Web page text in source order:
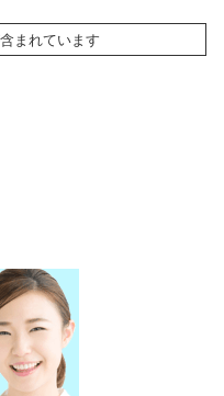
まれています